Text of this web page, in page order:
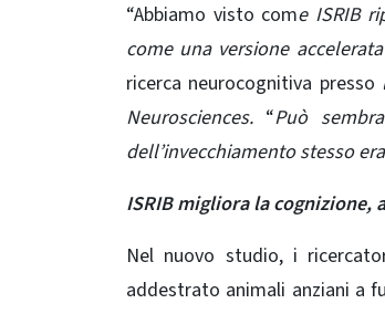
“Abbiamo visto come ISRIB
come una versione
ricerca neurocognitiva presso
Neurosciences. “Può
dell’invecchiamento stesso
ISRIB migliora la
Nel nuovo studio, i
addestrato animali anziani a